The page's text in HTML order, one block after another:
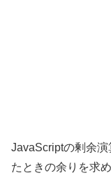
JavaScriptの剰余
たときの余りを求